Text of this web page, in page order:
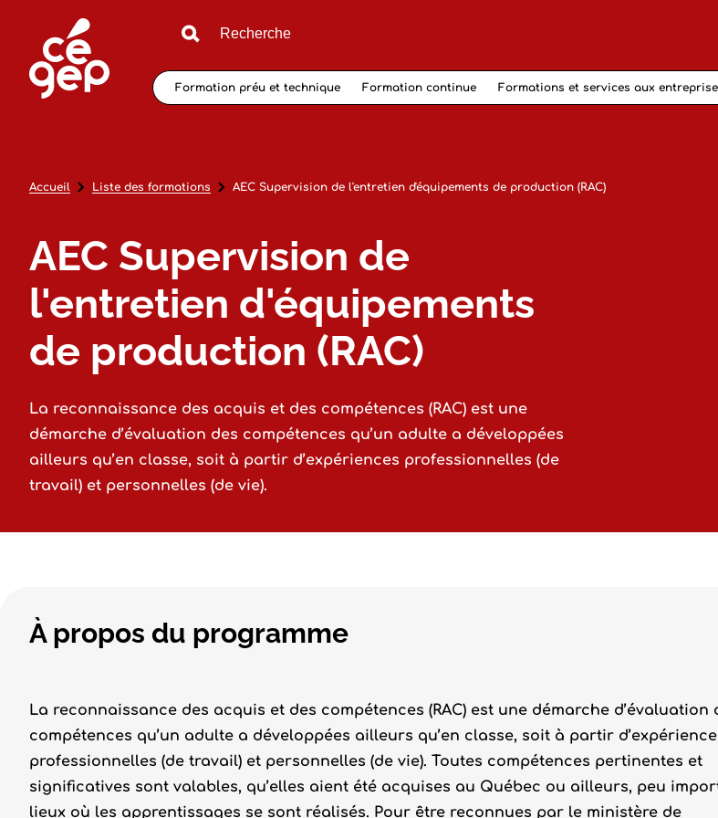
Formation préu et technique Formation continue Formations et services aux
Accueil Liste des formations AEC Supervision de l'entretien d'équipements de production (RAC)
AEC Supervision de
l'entretien d'équipements
de production (RAC)
La reconnaissance des acquis et des compétences (RAC) est une
démarche d’évaluation des compétences qu’un adulte a développées
ailleurs qu’en classe, soit à partir d’expériences professionnelles (de
travail) et personnelles (de vie).
À propos du programme
La reconnaissance des acquis et des compétences (RAC) est une démarche d’évaluation
compétences qu’un adulte a développées ailleurs qu’en classe, soit à partir
professionnelles (de travail) et personnelles (de vie). Toutes compétences pertinentes et
significatives sont valables, qu’elles aient été acquises au Québec ou ailleurs, peu
lieux où les apprentissages se sont réalisés. Pour être reconnues par le ministère de